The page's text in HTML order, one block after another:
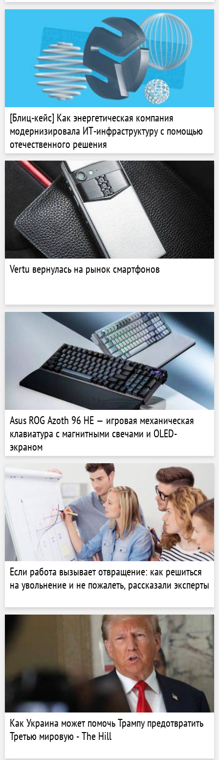
[Блиц-кейс] Как энергетическая компания
модернизировала ИТ-инфраструктуру с помощью
отечественного решения
Vertu вернулась на рынок смартфонов
Asus ROG Azoth 96 HE — игровая механическая
клавиатура с магнитными свечами и OLED-
экраном
Если работа вызывает отвращение: как решиться
на увольнение и не пожалеть, рассказали эксперты
Как Украина может помочь Трампу предотвратить
Третью мировую - The Hill